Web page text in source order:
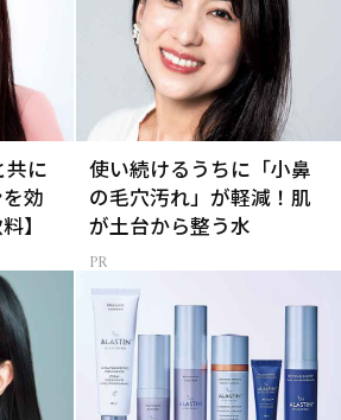
共に
効
】
使い続けるうちに「小鼻
の毛穴汚れ」が軽減！肌
が土台から整う水